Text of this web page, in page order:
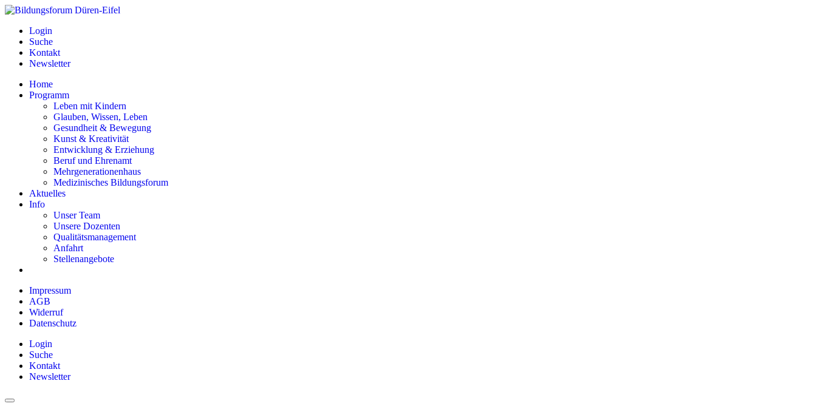
Login
Suche
Kontakt
Newsletter
Home
Programm
Leben mit Kindern
Glauben, Wissen, Leben
Gesundheit & Bewegung
Kunst & Kreativität
Entwicklung & Erziehung
Beruf und Ehrenamt
Mehrgenerationenhaus
Medizinisches Bildungsforum
Aktuelles
Info
Unser Team
Unsere Dozenten
Qualitätsmanagement
Anfahrt
Stellenangebote
Impressum
AGB
Widerruf
Datenschutz
Login
Suche
Kontakt
Newsletter